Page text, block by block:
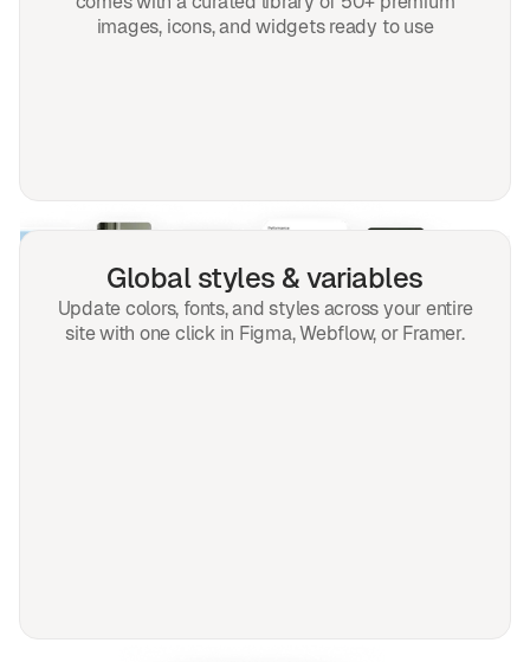
images, icons, and widgets ready to use
Global styles & variables
Update colors, fonts, and styles across your entire
site with one click in Figma, Webflow, or Framer.